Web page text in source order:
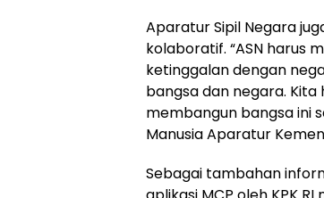
Aparatur Sipil Negara
kolaboratif. “ASN harus
ketinggalan dengan
bangsa dan negara.
membangun bangsa ini
Manusia Aparatur
Sebagai tambahan